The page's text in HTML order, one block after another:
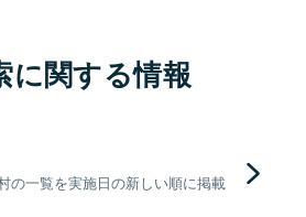
に関する情報
の一覧を実施日の新しい順に掲載